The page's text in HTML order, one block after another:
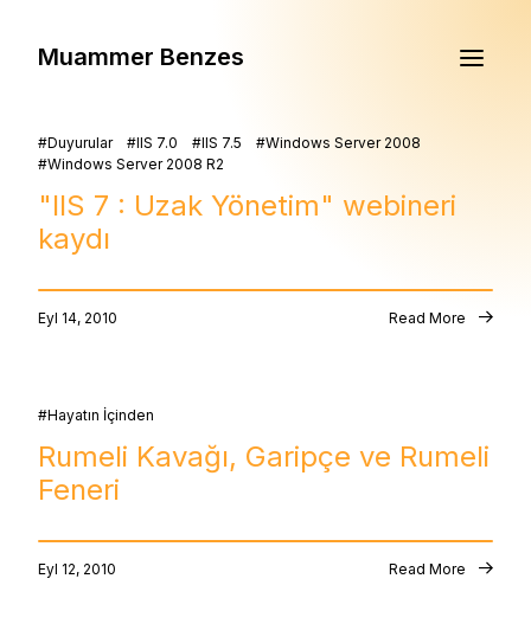
Muammer Benzes
Duyurular IIS 7.0 IIS 7.5
Windows Server 2008
Windows Server 2008 R2
"IIS 7 : Uzak Yönetim" webineri
kaydı
Eyl 14, 2010 Read More
Hayatın İçinden
Rumeli Kavağı, Garipçe ve Rumeli
Feneri
Eyl 12, 2010 Read More